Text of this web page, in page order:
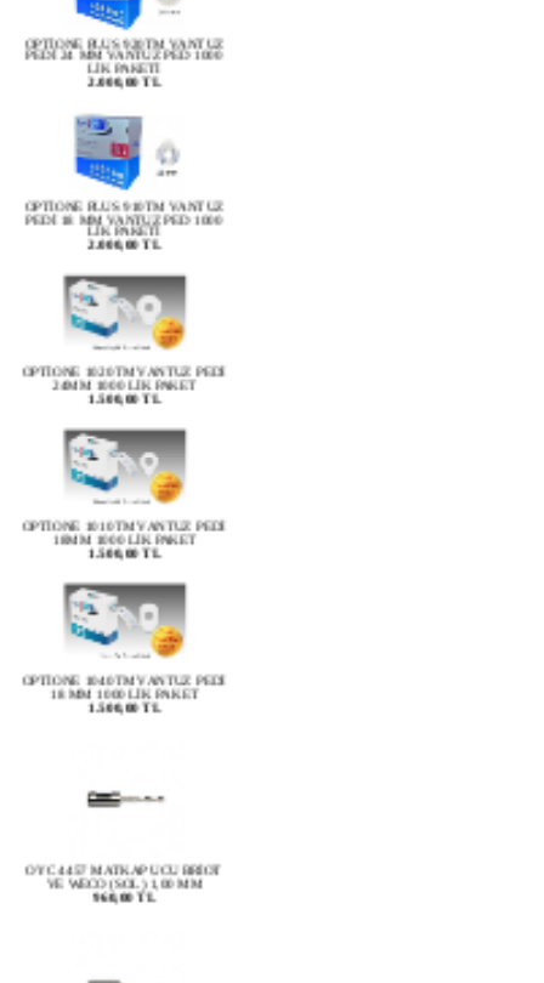
OPTİONE PLUS 920TM VANTUZ
PEDİ 24 MM VANTUZ PED 1000
LİK PAKETİ
2.000,00 TL
OPTİONE PLUS 910TM VANTUZ
PEDİ 18 MM VANTUZ PED 1000
LİK PAKETİ
2.000,00 TL
OPTİONE 1020TM VANTUZ PEDİ
1.500,00 TL
OPTİONE 1010TM VANTUZ PEDİ
1.500,00 TL
OPTİONE 1040TM VANTUZ PEDİ
1.500,00 TL
960,00 TL